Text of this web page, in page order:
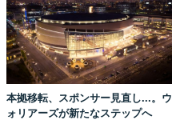
本拠移転、スポンサー見直し...。ウ
ォリアーズが新たなステップへ